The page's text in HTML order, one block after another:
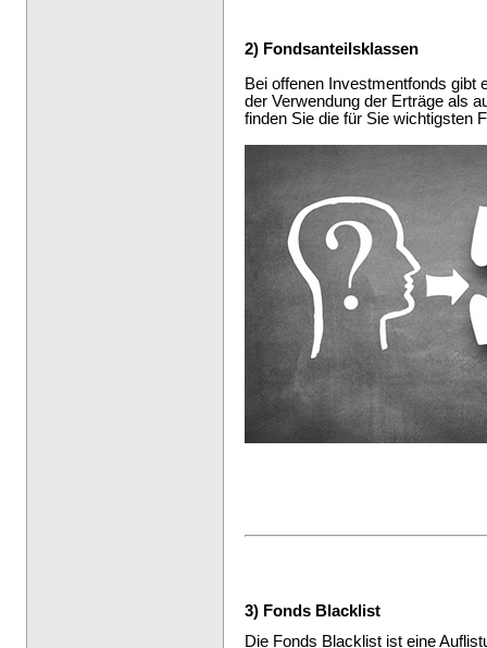
2) Fondsanteilsklassen
Bei offenen Investmentfonds gibt
der Verwendung der Erträge als
finden Sie die für Sie wichtigsten
3) Fonds Blacklist
Die Fonds Blacklist ist eine